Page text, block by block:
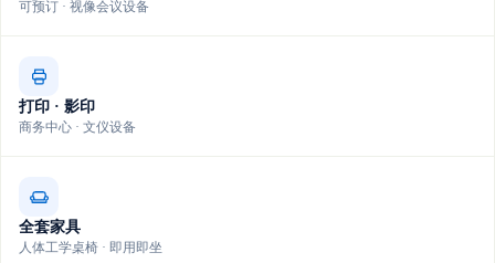
可预订 · 视像会议设备
打印 · 影印
商务中心 · 文仪设备
全套家具
人体工学桌椅 · 即用即坐